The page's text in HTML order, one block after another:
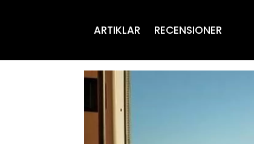
ARTIKLAR RECENSIONER